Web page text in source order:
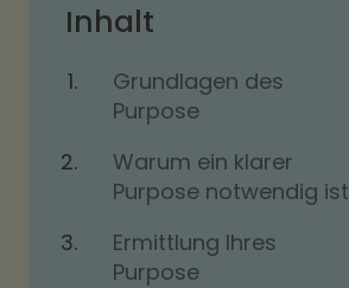
Inhalt
Grundlagen des
Purpose
Warum ein klarer
Purpose notwendig ist
Ermittlung Ihres
Purpose